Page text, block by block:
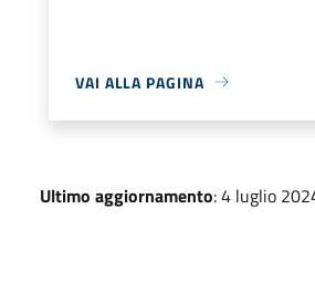
VAI ALLA PAGINA
Ultimo aggiornamento: 4 luglio